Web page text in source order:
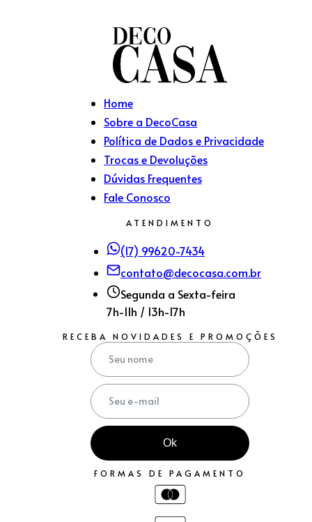
Home
Sobre a DecoCasa
Política de Dados e Privacidade
Trocas e Devoluções
Dúvidas Frequentes
Fale Conosco
ATENDIMENTO
(17) 99620-7434
contato@decocasa.com.br
Segunda a Sexta-feira
7h-11h / 13h-17h
RECEBA NOVIDADES E PROMOÇÕES
Ok
FORMAS DE PAGAMENTO